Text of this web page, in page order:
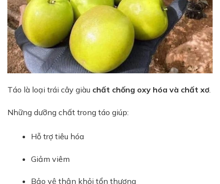
Táo là loại trái cây giàu chất chống oxy hóa và chất xơ.
Những dưỡng chất trong táo giúp:
Hỗ trợ tiêu hóa
Giảm viêm
Bảo vệ thận khỏi tổn thương